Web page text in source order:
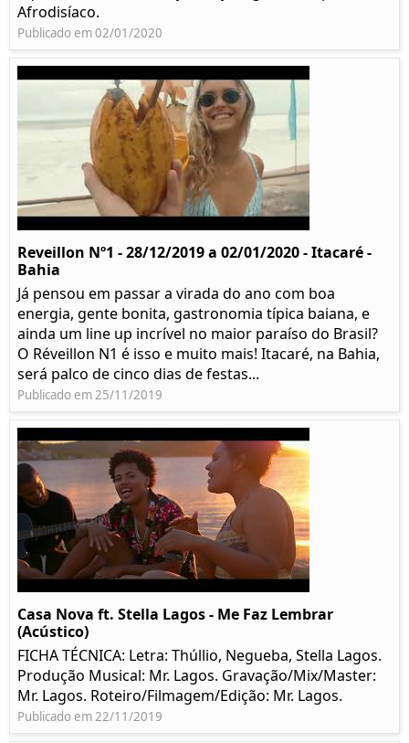
Afrodisíaco.
Publicado em 02/01/2020
Reveillon Nº1 - 28/12/2019 a 02/01/2020 - Itacaré -
Bahia
Já pensou em passar a virada do ano com boa
energia, gente bonita, gastronomia típica baiana, e
ainda um line up incrível no maior paraíso do Brasil?
O Réveillon N1 é isso e muito mais! Itacaré, na Bahia,
será palco de cinco dias de festas...
Publicado em 25/11/2019
Casa Nova ft. Stella Lagos - Me Faz Lembrar
(Acústico)
FICHA TÉCNICA: Letra: Thúllio, Negueba, Stella Lagos.
Produção Musical: Mr. Lagos. Gravação/Mix/Master:
Mr. Lagos. Roteiro/Filmagem/Edição: Mr. Lagos.
Publicado em 22/11/2019